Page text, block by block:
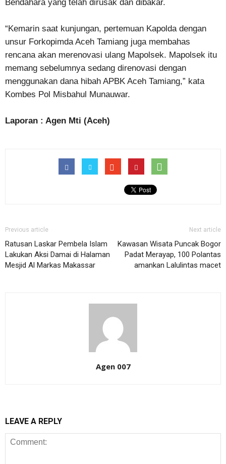
Bendahara yang telah dirusak dan dibakar.
“Kemarin saat kunjungan, pertemuan Kapolda dengan
unsur Forkopimda Aceh Tamiang juga membahas
rencana akan merenovasi ulang Mapolsek. Mapolsek itu
memang sebelumnya sedang direnovasi dengan
menggunakan dana hibah APBK Aceh Tamiang,” kata
Kombes Pol Misbahul Munauwar.
Laporan : Agen Mti (Aceh)
Previous article
Ratusan Laskar Pembela Islam
Lakukan Aksi Damai di Halaman
Mesjid Al Markas Makassar
Next article
Kawasan Wisata Puncak Bogor
Padat Merayap, 100 Polantas
amankan Lalulintas macet
Agen 007
LEAVE A REPLY